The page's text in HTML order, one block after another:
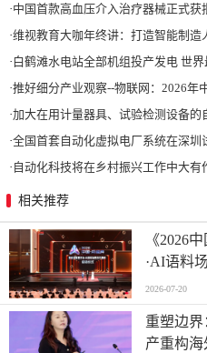
·中国首款高血压介入治疗器械正式获
·维视教育大咖年终讲：打造智能制造
·白鹤滩水电站全部机组投产发电 世界最大清洁能源走廊全面建成|将为
·推好细分产业观察--物联网：2026年中国物联网市场规模接近
·加大在用计量器具、试验检测设备的自动化、数字化改造力度|市场
·全国首套自动化虚拟电厂系统在深圳试运行
· 自动化科技将在乡村振兴工作中大有作为|《关于做
相关推荐
《2026
·AI语料
2026-07-20
重塑边
产重构